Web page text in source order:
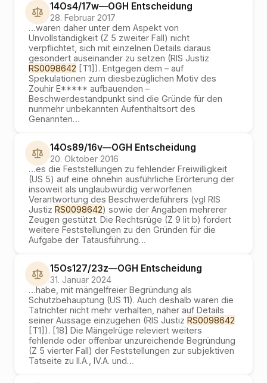
14Os4/17w—OGH Entscheidung
28. Februar 2017
…waren daher unter dem Aspekt von
Unvollständigkeit (Z 5 zweiter Fall) nicht
verpflichtet, sich mit einzelnen Details daraus
gesondert auseinander zu setzen (RIS Justiz
RS0098642 [T1]). Entgegen dem – auf
Spekulationen zum diesbezüglichen Motiv des
Zouhir E***** aufbauenden –
Beschwerdestandpunkt sind die Gründe für den
nunmehr unbekannten Aufenthaltsort des
Genannten…
14Os89/16v—OGH Entscheidung
20. Oktober 2016
…es die Feststellungen zu fehlender Freiwilligkeit
(US 5) auf eine ohnehin ausführliche Erörterung der
insoweit als unglaubwürdig verworfenen
Verantwortung des Beschwerdeführers (vgl RIS
Justiz RS0098642) sowie der Angaben mehrerer
Zeugen gestützt. Die Rechtsrüge (Z 9 lit b) fordert
weitere Feststellungen zu den Gründen für die
Aufgabe der Tatausführung…
15Os127/23z—OGH Entscheidung
31. Januar 2024
…habe, mit mängelfreier Begründung als
Schutzbehauptung (US 11). Auch deshalb waren die
Tatrichter nicht mehr verhalten, näher auf Details
seiner Aussage einzugehen (RIS Justiz RS0098642
[T1]). [18] Die Mängelrüge releviert weiters
fehlende oder offenbar unzureichende Begründung
(Z 5 vierter Fall) der Feststellungen zur subjektiven
Tatseite zu II.A., IV.A. und…